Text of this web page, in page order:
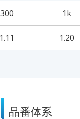
300 1k
1.11 1.20
品番体系